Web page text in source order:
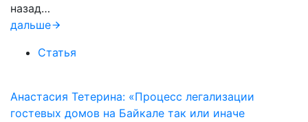
назад…
дальше
Статья
Анастасия Тетерина: «Процесс легализации
гостевых домов на Байкале так или иначе